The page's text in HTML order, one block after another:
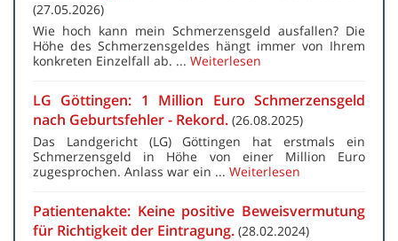
(27.05.2026)
Wie hoch kann mein Schmerzensgeld ausfallen? Die
Höhe des Schmerzensgeldes hängt immer von Ihrem
konkreten Einzelfall ab. ... Weiterlesen
LG Göttingen: 1 Million Euro Schmerzensgeld
nach Geburtsfehler - Rekord. (26.08.2025)
Das Landgericht (LG) Göttingen hat erstmals ein
Schmerzensgeld in Höhe von einer Million Euro
zugesprochen. Anlass war ein ... Weiterlesen
Patientenakte: Keine positive Beweisvermutung
für Richtigkeit der Eintragung. (28.02.2024)